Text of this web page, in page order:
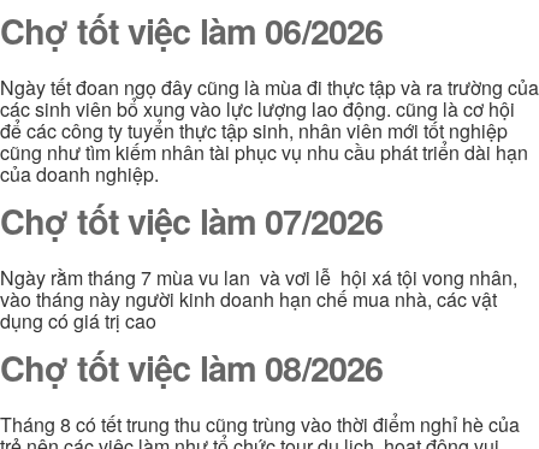
Chợ tốt việc làm 06/2026
Ngày tết đoan ngọ đây cũng là mùa đi thực tập và ra trường của
các sinh viên bổ xung vào lực lượng lao động. cũng là cơ hội
để các công ty tuyển thực tập sinh, nhân viên mới tốt nghiệp
cũng như tìm kiếm nhân tài phục vụ nhu cầu phát triển dài hạn
của doanh nghiệp.
Chợ tốt việc làm 07/2026
Ngày rằm tháng 7 mùa vu lan và vơi lễ hội xá tội vong nhân,
vào tháng này người kinh doanh hạn chế mua nhà, các vật
dụng có giá trị cao
Chợ tốt việc làm 08/2026
Tháng 8 có tết trung thu cũng trùng vào thời điểm nghỉ hè của